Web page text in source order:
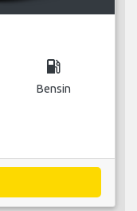
local_gas_station
Bensin